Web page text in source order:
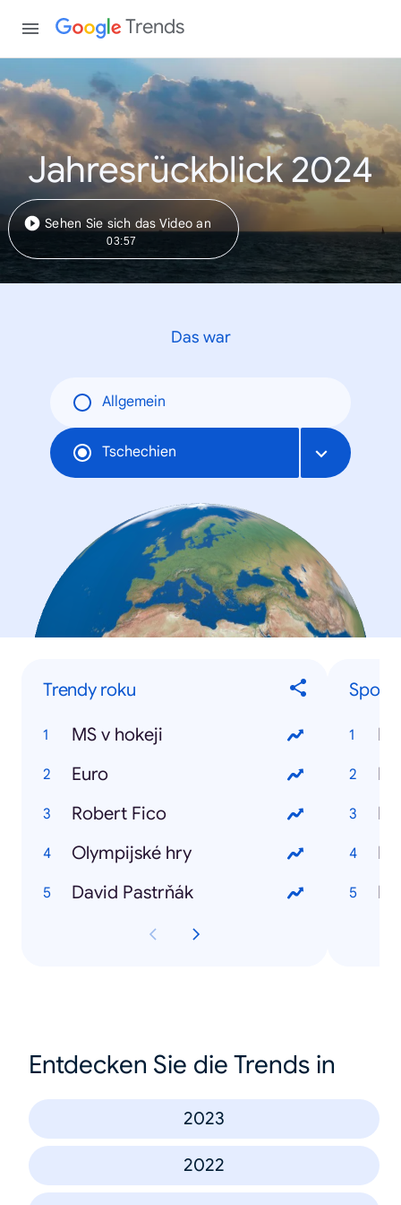
Trends
Jahresrückblick 2024
Sehen Sie sich das Video an
03:57
Das war
Allgemein
Tschechien
Trendy roku
MS v hokeji
Euro
Robert Fico
Olympijské hry
David Pastrňák
Entdecken Sie die Trends in
2023
2022